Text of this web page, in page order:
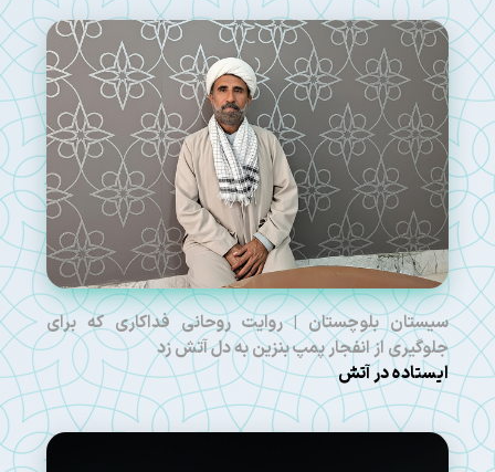
سیستان بلوچستان | روایت روحانی فداکاری که برای
جلوگیری از انفجار پمپ بنزین به دل آتش زد
ایستاده در آتش